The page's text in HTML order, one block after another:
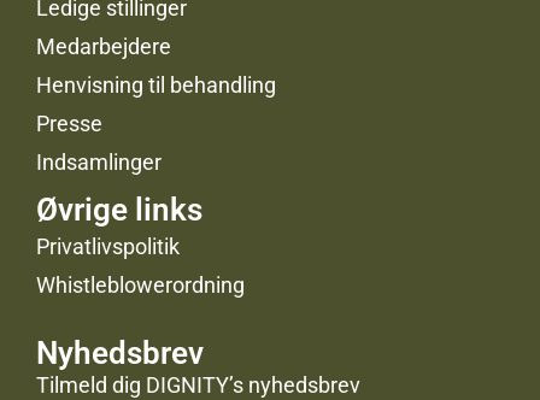
Ledige stillinger
Medarbejdere
Henvisning til behandling
Presse
Indsamlinger
Øvrige links
Privatlivspolitik
Whistleblowerordning
Nyhedsbrev
Tilmeld dig DIGNITY’s nyhedsbrev